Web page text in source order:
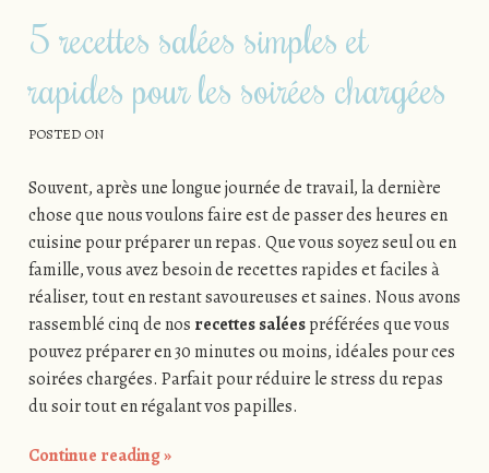
5 recettes salées simples et
rapides pour les soirées chargées
POSTED ON
Souvent, après une longue journée de travail, la dernière
chose que nous voulons faire est de passer des heures en
cuisine pour préparer un repas. Que vous soyez seul ou en
famille, vous avez besoin de recettes rapides et faciles à
réaliser, tout en restant savoureuses et saines. Nous avons
rassemblé cinq de nos recettes saléespréférées que vous
pouvez préparer en 30 minutes ou moins, idéales pour ces
soirées chargées. Parfait pour réduire le stress du repas
du soir tout en régalant vos papilles.
Continue reading»